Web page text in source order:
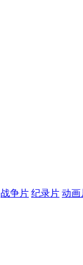
战争片 纪录片 动画